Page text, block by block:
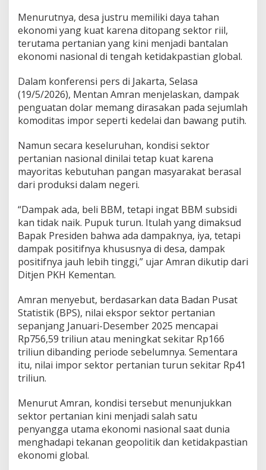
n
J
a
d
e
n
o
p
g
E
k
o
m
i
N
a
s
i
o
a
l
Menurutnya, desa justru memiliki daya tahan
ekonomi yang kuat karena ditopang sektor riil,
terutama pertanian yang kini menjadi bantalan
ekonomi nasional di tengah ketidakpastian global.
Dalam konferensi pers di Jakarta, Selasa
(19/5/2026), Mentan Amran menjelaskan, dampak
penguatan dolar memang dirasakan pada sejumlah
komoditas impor seperti kedelai dan bawang putih.
Namun secara keseluruhan, kondisi sektor
pertanian nasional dinilai tetap kuat karena
mayoritas kebutuhan pangan masyarakat berasal
dari produksi dalam negeri.
“Dampak ada, beli BBM, tetapi ingat BBM subsidi
kan tidak naik. Pupuk turun. Itulah yang dimaksud
Bapak Presiden bahwa ada dampaknya, iya, tetapi
dampak positifnya khususnya di desa, dampak
positifnya jauh lebih tinggi,” ujar Amran dikutip dari
Ditjen PKH Kementan.
Amran menyebut, berdasarkan data Badan Pusat
Statistik (BPS), nilai ekspor sektor pertanian
sepanjang Januari-Desember 2025 mencapai
Rp756,59 triliun atau meningkat sekitar Rp166
triliun dibanding periode sebelumnya. Sementara
itu, nilai impor sektor pertanian turun sekitar Rp41
triliun.
Menurut Amran, kondisi tersebut menunjukkan
sektor pertanian kini menjadi salah satu
penyangga utama ekonomi nasional saat dunia
menghadapi tekanan geopolitik dan ketidakpastian
ekonomi global.